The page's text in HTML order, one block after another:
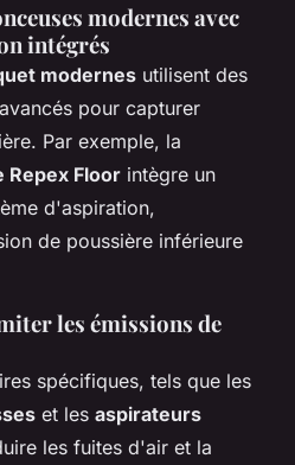
modernes avec
intégrés
modernes utilisent des
pour capturer
Par exemple, la
Repex Floor intègre un
d'aspiration,
de poussière inférieure
les émissions de
spécifiques, tels que les
et les aspirateurs
les fuites d'air et la